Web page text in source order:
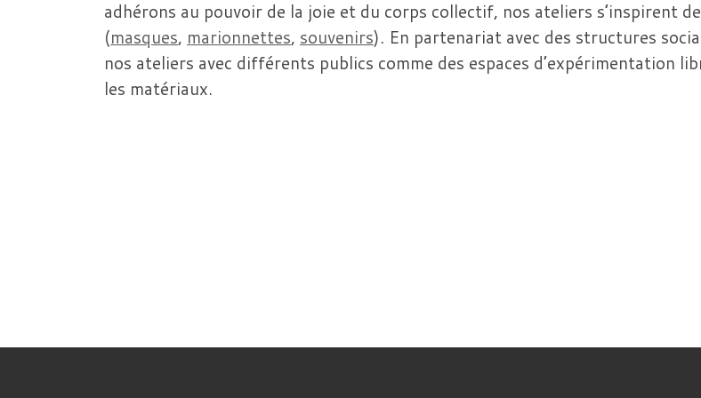
adhérons au pouvoir de la joie et du corps collectif, nos ateliers s’inspirent
(masques, marionnettes, souvenirs). En partenariat avec des structures
nos ateliers avec différents publics comme des espaces d’expérimentation
les matériaux.